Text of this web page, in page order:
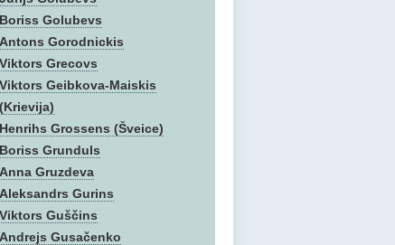
Boriss Golubevs
Antons Gorodnickis
Viktors Grecovs
Viktors Geibkova-Maiskis
(Krievija)
Henrihs Grossens (Šveice)
Boriss Grunduls
Anna Gruzdeva
Aleksandrs Gurins
Viktors Guščins
Andrejs Gusačenko